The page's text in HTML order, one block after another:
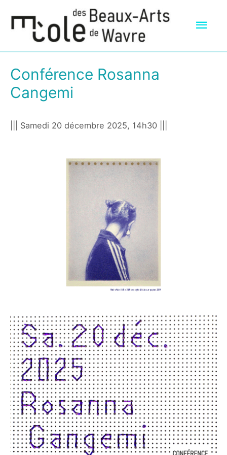
Conférence Rosanna
Cangemi
||| Samedi 20 décembre 2025, 14h30 |||